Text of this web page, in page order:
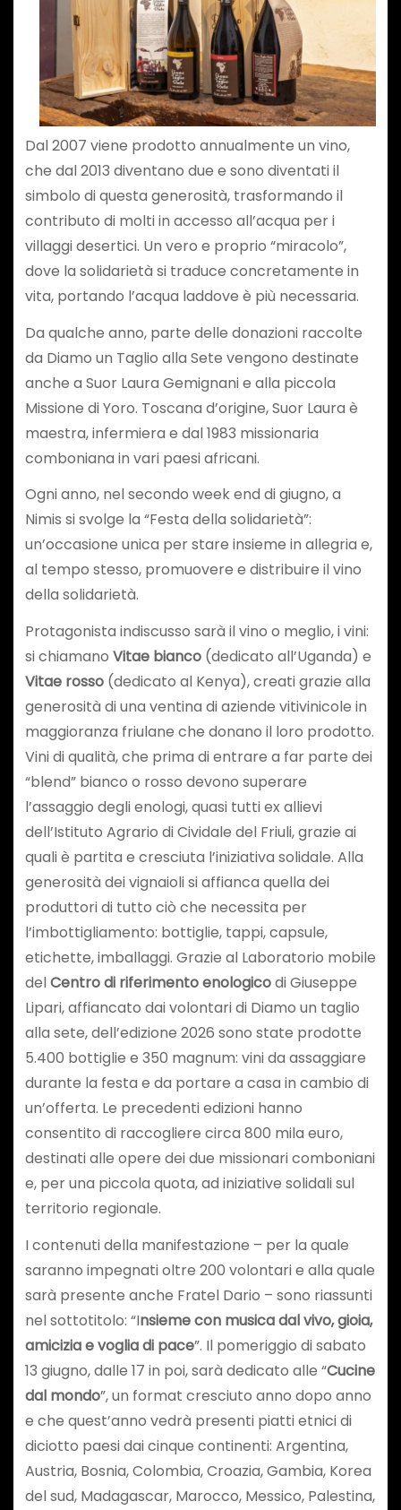
Dal 2007 viene prodotto annualmente un vino,
che dal 2013 diventano due e sono diventati il
simbolo di questa generosità, trasformando il
contributo di molti in accesso all’acqua per i
villaggi desertici. Un vero e proprio “miracolo”,
dove la solidarietà si traduce concretamente in
vita, portando l’acqua laddove è più necessaria.
Da qualche anno, parte delle donazioni raccolte
da Diamo un Taglio alla Sete vengono destinate
anche a Suor Laura Gemignani e alla piccola
Missione di Yoro. Toscana d’origine, Suor Laura è
maestra, infermiera e dal 1983 missionaria
comboniana in vari paesi africani.
Ogni anno, nel secondo week end di giugno, a
Nimis si svolge la “Festa della solidarietà”:
un’occasione unica per stare insieme in allegria e,
al tempo stesso, promuovere e distribuire il vino
della solidarietà.
Protagonista indiscusso sarà il vino o meglio, i vini:
si chiamano Vitae bianco(dedicato all’Uganda) e
Vitae rosso(dedicato al Kenya), creati grazie alla
generosità di una ventina di aziende vitivinicole in
maggioranza friulane che donano il loro prodotto.
Vini di qualità, che prima di entrare a far parte dei
“blend” bianco o rosso devono superare
l’assaggio degli enologi, quasi tutti ex allievi
dell’Istituto Agrario di Cividale del Friuli, grazie ai
quali è partita e cresciuta l’iniziativa solidale. Alla
generosità dei vignaioli si affianca quella dei
produttori di tutto ciò che necessita per
l’imbottigliamento: bottiglie, tappi, capsule,
etichette, imballaggi. Grazie al Laboratorio mobile
delCentro di riferimento enologicodi Giuseppe
Lipari, affiancato dai volontari di Diamo un taglio
alla sete, dell’edizione 2026 sono state prodotte
5.400 bottiglie e 350 magnum: vini da assaggiare
durante la festa e da portare a casa in cambio di
un’offerta. Le precedenti edizioni hanno
consentito di raccogliere circa 800 mila euro,
destinati alle opere dei due missionari comboniani
e, per una piccola quota, ad iniziative solidali sul
territorio regionale.
I contenuti della manifestazione – per la quale
saranno impegnati oltre 200 volontari e alla quale
sarà presente anche Fratel Dario – sono riassunti
nel sottotitolo: “Insieme con musica dal vivo, gioia,
amicizia e voglia di pace”. Il pomeriggio di sabato
13 giugno, dalle 17 in poi, sarà dedicato alle “Cucine
dal mondo”, un format cresciuto anno dopo anno
e che quest’anno vedrà presenti piatti etnici di
diciotto paesi dai cinque continenti: Argentina,
Austria, Bosnia, Colombia, Croazia, Gambia, Korea
del sud, Madagascar, Marocco, Messico, Palestina,